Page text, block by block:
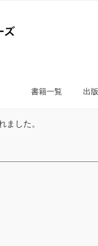
書籍一覧 出
ました。